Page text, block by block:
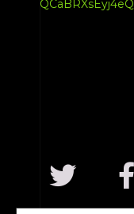
QCaBRXsEyj4eQ